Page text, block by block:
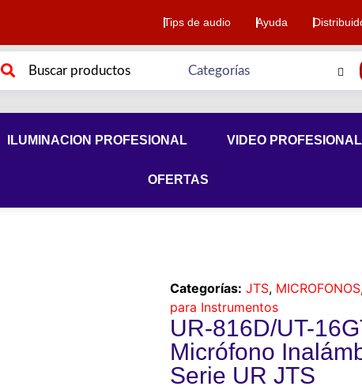
Tips de audio Ayuda
ILUMINACION PROFESIONAL VIDEO PROFESIONAL
OFERTAS
Categorías: JTS, MICROFONOS
para Instrumentos
UR-816D/UT-
Micrófono
Serie UR JTS